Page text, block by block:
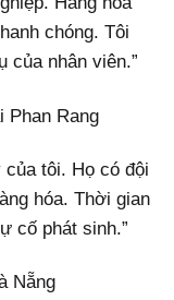
chóng. Tôi
của nhân viên.”
Phan Rang
của tôi. Họ có đội
hóa. Thời gian
cố phát sinh.”
Nẵng